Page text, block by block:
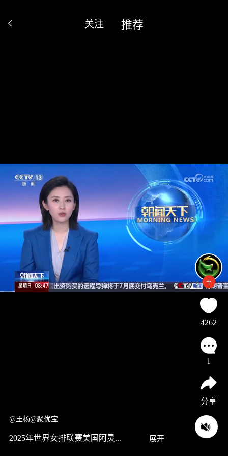
关注 推荐
@王杨@聚优宝
2025年世界女排联赛美国阿灵... 展开
4262
1
分享